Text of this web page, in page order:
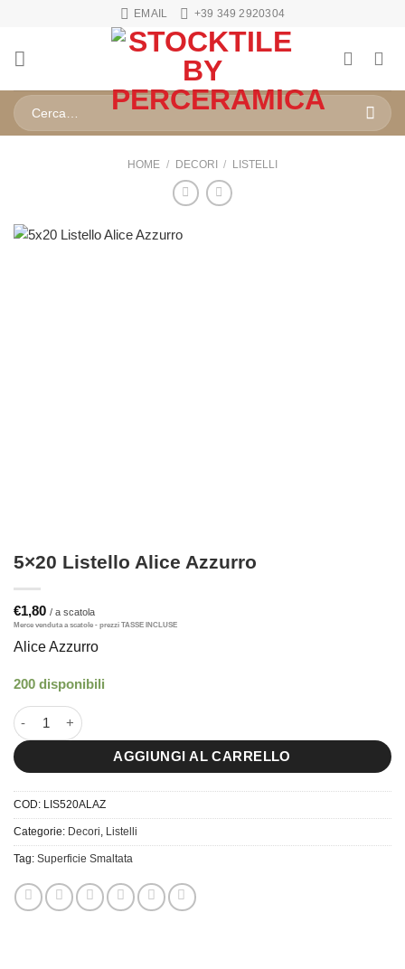
contenuti
EMAIL +39 349 2920304
Cerca:
HOME / DECORI / LISTELLI
5×20 Listello Alice Azzurro
€1,80
Alice Azzurro
200 disponibili
5x20 Listello Alice Azzurro quantità
AGGIUNGI AL CARRELLO
COD: LIS520ALAZ
Categorie: Decori Listelli
Tag: Superficie Smaltata